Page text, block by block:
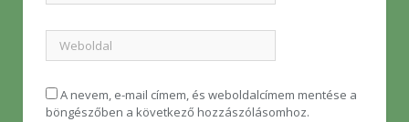
A nevem, e-mail címem, és weboldalcímem mentése a
böngészőben a következő hozzászólásomhoz.